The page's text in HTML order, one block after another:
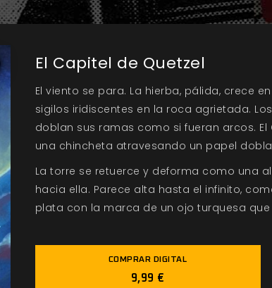
El Capitel de Quetzel
El viento se para. La hierba, pálida, crece
sigilos iridiscentes en la roca agrietada.
doblan sus ramas como si fueran arcos.
una chincheta atravesando un papel
La torre se retuerce y deforma como una
hacia ella. Parece alta hasta el infinito,
plata con la marca de un ojo turquesa
COMPRAR DIGITAL
9,99 €